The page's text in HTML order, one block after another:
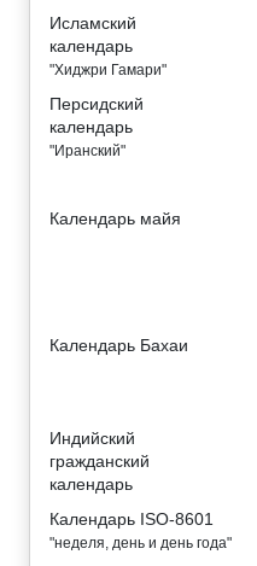
Исламский
календарь
"Хиджри Гамари"
Персидский
календарь
"Иранский"
Календарь майя
Календарь Бахаи
Индийский
гражданский
календарь
Календарь ISO-8601
"неделя, день и день года"